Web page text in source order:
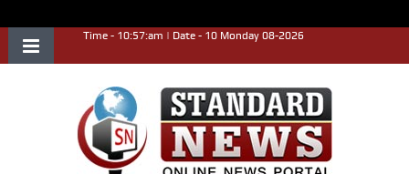
Time - 10:57:am | Date - 10 Monday 08-2026